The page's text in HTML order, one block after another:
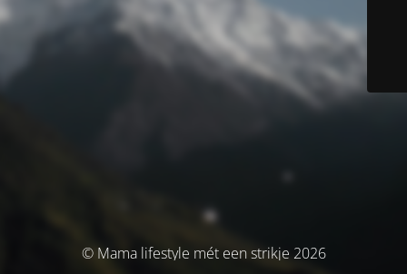
© Mama lifestyle mét een strikje 2026